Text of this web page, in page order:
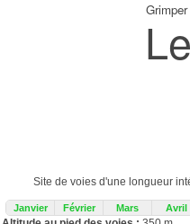
Site de voies d'une longueur
Janvier Février Mars Avril